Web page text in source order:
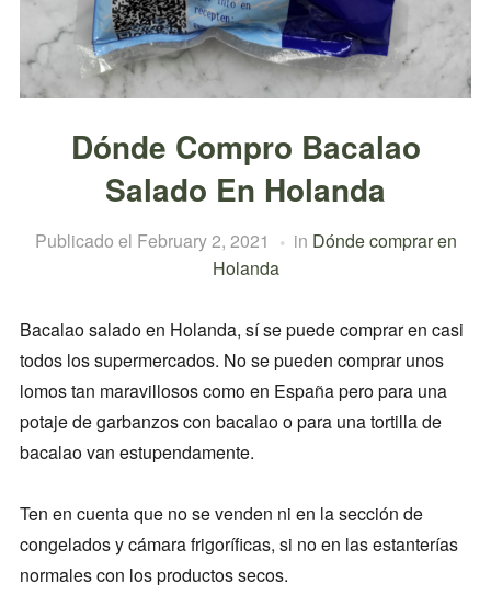
Dónde Compro Bacalao
Salado En Holanda
Publicado el February 2, 2021 in Dónde comprar en
Holanda
Bacalao salado en Holanda, sí se puede comprar en casi
todos los supermercados. No se pueden comprar unos
lomos tan maravillosos como en España pero para una
potaje de garbanzos con bacalao o para una tortilla de
bacalao van estupendamente.
Ten en cuenta que no se venden ni en la sección de
congelados y cámara frigoríficas, si no en las estanterías
normales con los productos secos.